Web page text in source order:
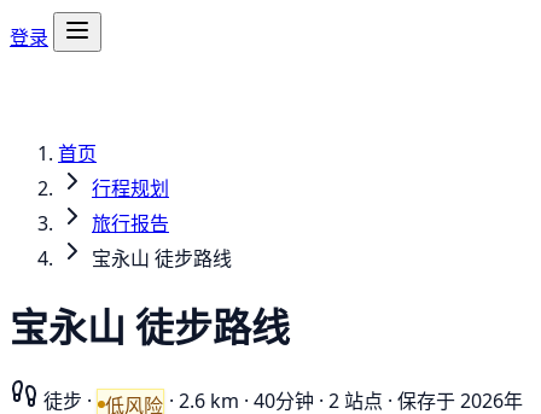
登录
首页
行程规划
旅行报告
宝永山 徒步路线
宝永山 徒步路线
徒步 · 低风险 · 2.6 km · 40分钟 · 2 站点 · 保存于 2026年